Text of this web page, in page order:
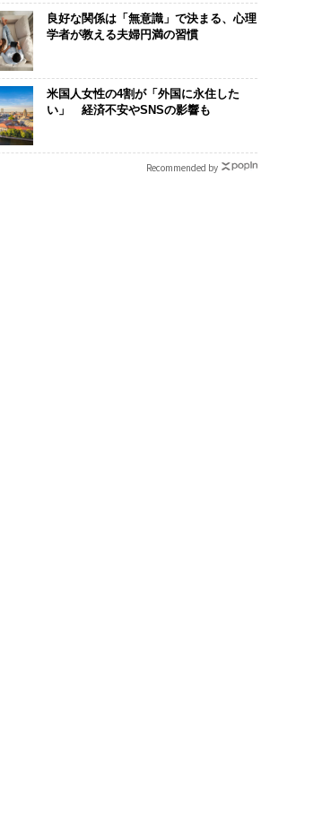
良好な関係は「無意識」で決まる、心理
学者が教える夫婦円満の習慣
米国人女性の4割が「外国に永住した
い」 経済不安やSNSの影響も
Recommended by